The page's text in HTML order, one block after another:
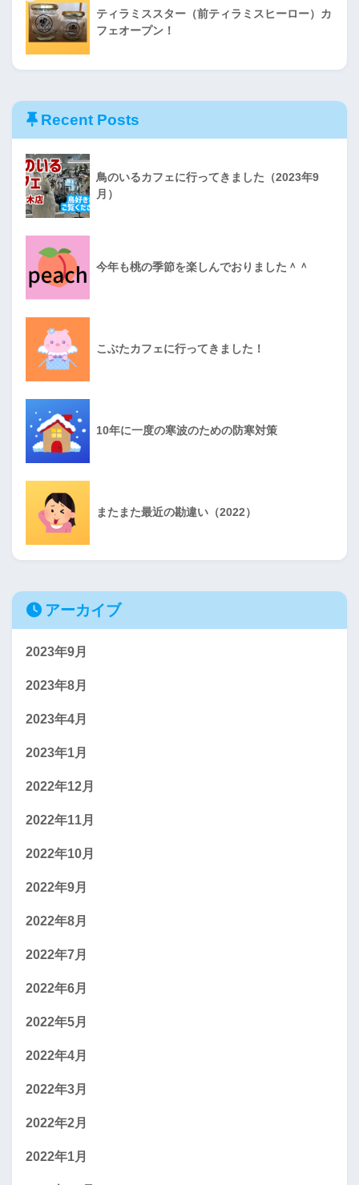
ティラミススター（前ティラミスヒーロー）カ
フェオープン！
Recent Posts
鳥のいるカフェに行ってきました（2023年9
月）
今年も桃の季節を楽しんでおりました＾＾
こぶたカフェに行ってきました！
10年に一度の寒波のための防寒対策
またまた最近の勘違い（2022）
アーカイブ
2023年9月
2023年8月
2023年4月
2023年1月
2022年12月
2022年11月
2022年10月
2022年9月
2022年8月
2022年7月
2022年6月
2022年5月
2022年4月
2022年3月
2022年2月
2022年1月